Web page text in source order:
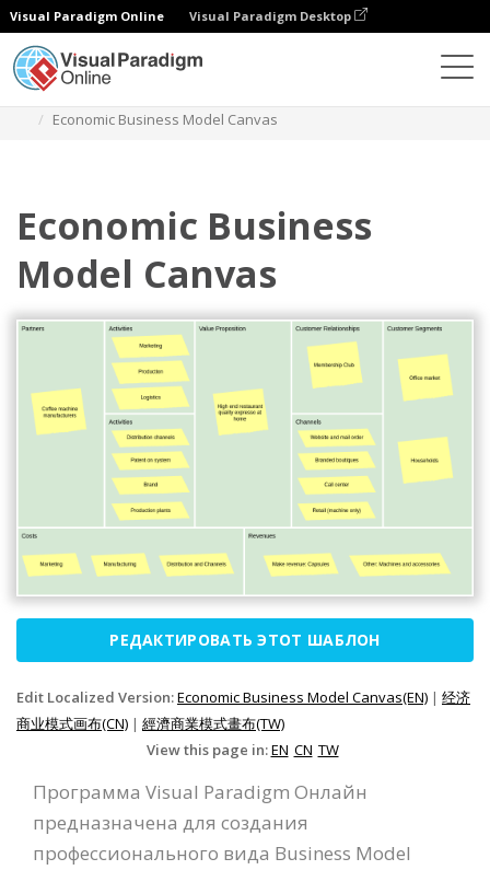
Visual Paradigm Online Visual Paradigm Desktop
Economic Business Model Canvas
Economic Business
Model Canvas
РЕДАКТИРОВАТЬ ЭТОТ ШАБЛОН
Edit Localized Version:Economic Business Model Canvas(EN) | 经济
商业模式画布(CN) | 經濟商業模式畫布(TW)
View this page in:EN CN TW
Программа Visual Paradigm Онлайн
предназначена для создания
профессионального вида Business Model